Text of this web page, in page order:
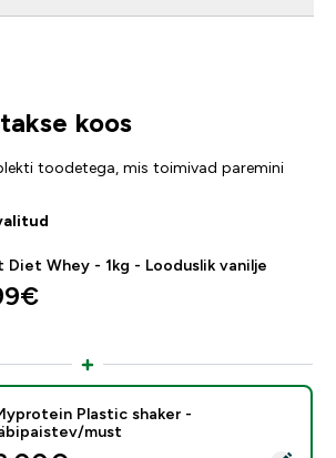
koos
toodetega, mis toimivad paremini
Diet Whey - 1kg - Looduslik vanilje
Plastic shaker -
must